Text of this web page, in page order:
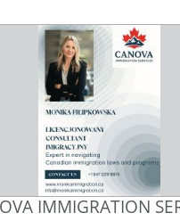
IMMIGRATION